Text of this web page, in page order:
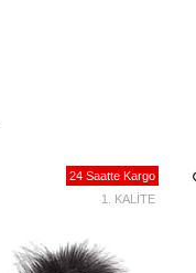
24 Saatte Kargo
1. KALİTE